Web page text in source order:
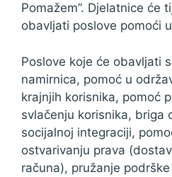
Pomažem”. Djelatnice će
obavljati poslove pomoći
Poslove koje će obavljati
namirnica, pomoć u
krajnjih korisnika, pomoć
svlačenju korisnika, briga
socijalnoj integraciji,
ostvarivanju prava
računa), pružanje